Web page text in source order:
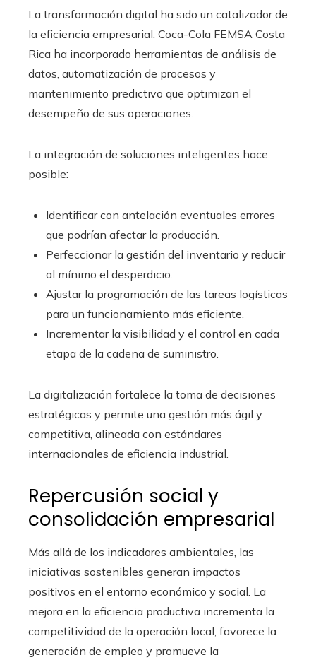
La transformación digital ha sido un catalizador de
la eficiencia empresarial. Coca-Cola FEMSA Costa
Rica ha incorporado herramientas de análisis de
datos, automatización de procesos y
mantenimiento predictivo que optimizan el
desempeño de sus operaciones.
La integración de soluciones inteligentes hace
posible:
Identificar con antelación eventuales errores
que podrían afectar la producción.
Perfeccionar la gestión del inventario y reducir
al mínimo el desperdicio.
Ajustar la programación de las tareas logísticas
para un funcionamiento más eficiente.
Incrementar la visibilidad y el control en cada
etapa de la cadena de suministro.
La digitalización fortalece la toma de decisiones
estratégicas y permite una gestión más ágil y
competitiva, alineada con estándares
internacionales de eficiencia industrial.
Repercusión social y
consolidación empresarial
Más allá de los indicadores ambientales, las
iniciativas sostenibles generan impactos
positivos en el entorno económico y social. La
mejora en la eficiencia productiva incrementa la
competitividad de la operación local, favorece la
generación de empleo y promueve la